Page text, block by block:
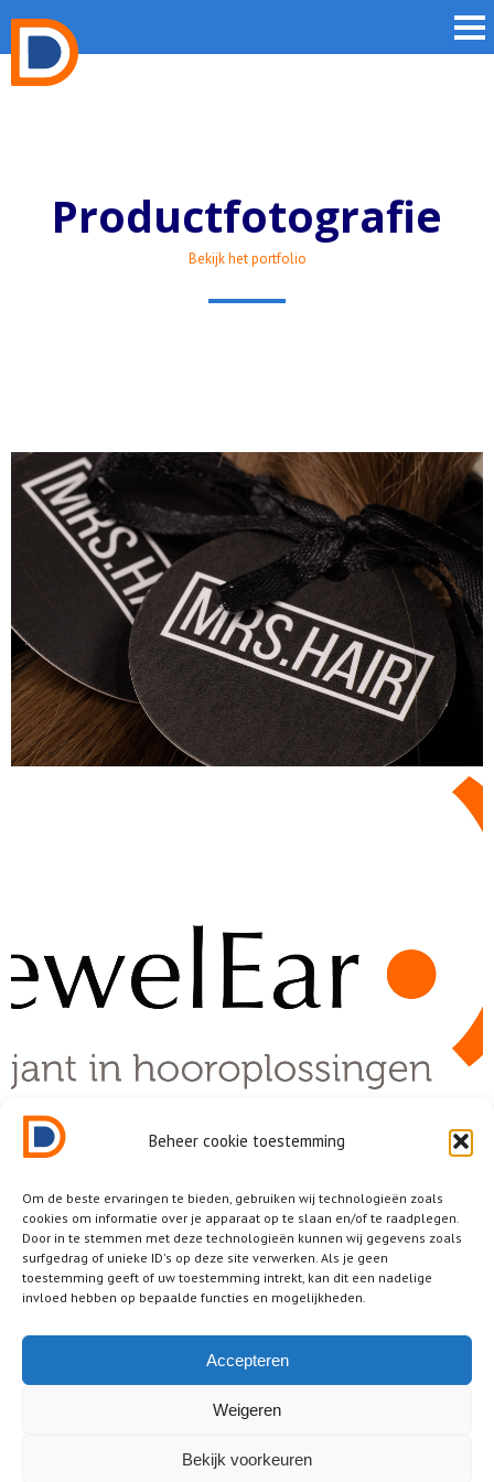
Beheer cookie toestemming
Om de beste ervaringen te bieden, gebruiken wij technologieën zoals
cookies om informatie over je apparaat op te slaan en/of te raadplegen.
Door in te stemmen met deze technologieën kunnen wij gegevens zoals
surfgedrag of unieke ID's op deze site verwerken. Als je geen
toestemming geeft of uw toestemming intrekt, kan dit een nadelige
invloed hebben op bepaalde functies en mogelijkheden.
Accepteren
Weigeren
Bekijk voorkeuren
Productfotografie
Bekijk het portfolio